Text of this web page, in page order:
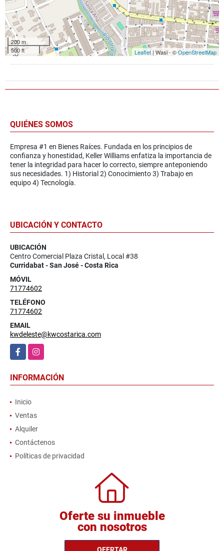
200 m
500 ft
Leaflet | Wasi - ©OpenStreetMap
QUIÉNES SOMOS
Empresa #1 en Bienes Raíces. Fundada en los principios de
confianza y honestidad, Keller Williams enfatiza la importancia de
tener la integridad para hacer lo correcto, siempre anteponiendo
sus necesidades. 1) Historial 2) Conocimiento 3) Trabajo en
equipo 4) Tecnología.
UBICACIÓN Y CONTACTO
UBICACIÓN
Centro Comercial Plaza Cristal, Local #38
Curridabat - San José - Costa Rica
MÓVIL
71774602
TELÉFONO
71774602
EMAIL
kwdeleste@kwcostarica.com
FacebookInstagram
INFORMACIÓN
Inicio
Ventas
Alquiler
Contáctenos
Políticas de privacidad
Oferte su inmueble
con nosotros